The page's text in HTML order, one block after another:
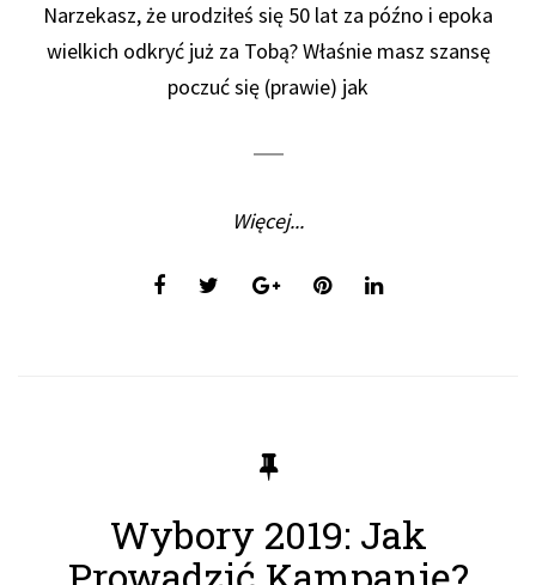
Narzekasz, że urodziłeś się 50 lat za późno i epoka
wielkich odkryć już za Tobą? Właśnie masz szansę
poczuć się (prawie) jak
Więcej...
Wybory 2019: Jak